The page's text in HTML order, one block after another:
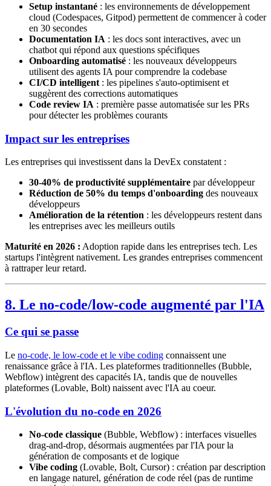
Setup instantané : les environnements de développement
cloud (Codespaces, Gitpod) permettent de commencer à coder
en 30 secondes
Documentation IA : les docs sont interactives, avec un
chatbot qui répond aux questions spécifiques
Onboarding automatisé : les nouveaux développeurs
utilisent des agents IA pour comprendre la codebase
CI/CD intelligent : les pipelines s'auto-optimisent et
suggèrent des corrections automatiques
Code review IA : première passe automatisée sur les PRs
pour détecter les problèmes courants
Impact sur les entreprises
Les entreprises qui investissent dans la DevEx constatent :
30-40% de productivité supplémentaire par développeur
Réduction de 50% du temps d'onboarding des nouveaux
développeurs
Amélioration de la rétention : les développeurs restent dans
les entreprises avec les meilleurs outils
Maturité en 2026 : Adoption rapide dans les entreprises tech. Les
startups l'intègrent nativement. Les grandes entreprises commencent
à rattraper leur retard.
8. Le no-code/low-code augmenté par l'IA
Ce qui se passe
Le no-code, le low-code et le vibe coding connaissent une
renaissance grâce à l'IA. Les plateformes traditionnelles (Bubble,
Webflow) intègrent des capacités IA, tandis que de nouvelles
plateformes (Lovable, Bolt) naissent avec l'IA au coeur.
L'évolution du no-code en 2026
No-code classique (Bubble, Webflow) : interfaces visuelles
drag-and-drop, désormais augmentées par l'IA pour la
génération de composants et de logique
Vibe coding (Lovable, Bolt, Cursor) : création par description
en langage naturel, génération de code réel (pas de runtime